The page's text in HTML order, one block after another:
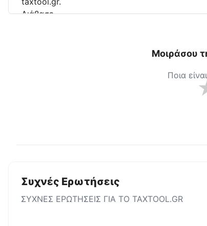
Μοιράσου
Ποια
Συχνές Ερωτήσεις
ΣΥΧΝΕΣ ΕΡΩΤΗΣΕΙΣ ΓΙΑ ΤΟ TAXTOOL.GR